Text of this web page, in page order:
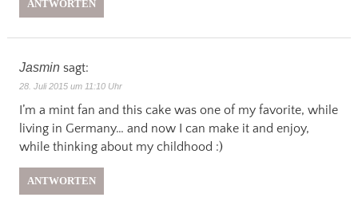
ANTWORTEN
Jasmin sagt:
28. Juli 2015 um 11:10 Uhr
I’m a mint fan and this cake was one of my favorite, while
living in Germany… and now I can make it and enjoy,
while thinking about my childhood :)
ANTWORTEN